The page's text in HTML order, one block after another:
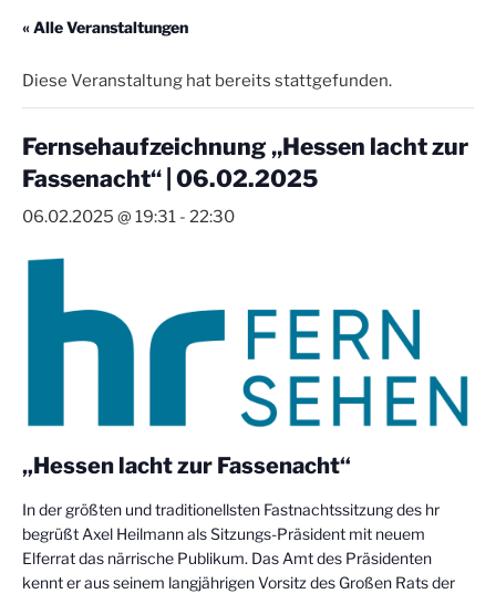
« Alle Veranstaltungen
Diese Veranstaltung hat bereits stattgefunden.
Fernsehaufzeichnung „Hessen lacht zur
Fassenacht“ | 06.02.2025
06.02.2025 @ 19:31 - 22:30
„Hessen lacht zur Fassenacht“
In der größten und traditionellsten Fastnachtssitzung des hr
begrüßt Axel Heilmann als Sitzungs-Präsident mit neuem
Elferrat das närrische Publikum. Das Amt des Präsidenten
kennt er aus seinem langjährigen Vorsitz des Großen Rats der